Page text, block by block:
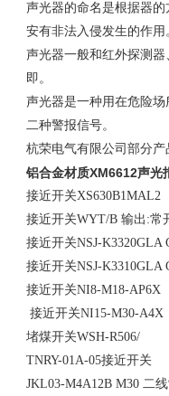
声光器的命名是根据器
安有非法入侵发生的作用
声光器一般和红外探测
即。
声光器是一种用在危险
二种警报信号。
杭荣电气有限公司部分产
铝合金材质XM6612声光
接近开关
接近开关WYT/B 输出:
接近开关NSJ-
接近开关NSJ-
接近开关NI8-M18-
接近开关NI15-M30-
堵煤开关WSH-R506/
TNRY-01A-05接近开
JKL03-M4A12B M30